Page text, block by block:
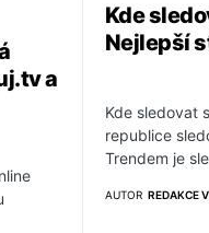
a
Kde
Nejlepší
Kde sledovat
republice
Trendem je
AUTOR REDAKCE